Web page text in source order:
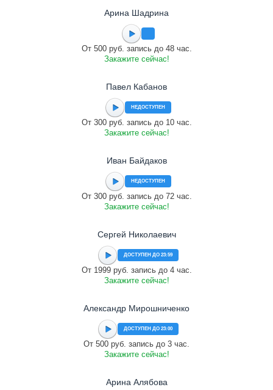
Арина Шадрина
От 500 руб. запись до 48 час.
Закажите сейчас!
Павел Кабанов
НЕДОСТУПЕН
От 300 руб. запись до 10 час.
Закажите сейчас!
Иван Байдаков
НЕДОСТУПЕН
От 300 руб. запись до 72 час.
Закажите сейчас!
Сергей Николаевич
ДОСТУПЕН ДО 23:59
От 1999 руб. запись до 4 час.
Закажите сейчас!
Александр Мирошниченко
ДОСТУПЕН ДО 23:00
От 500 руб. запись до 3 час.
Закажите сейчас!
Арина Алябова